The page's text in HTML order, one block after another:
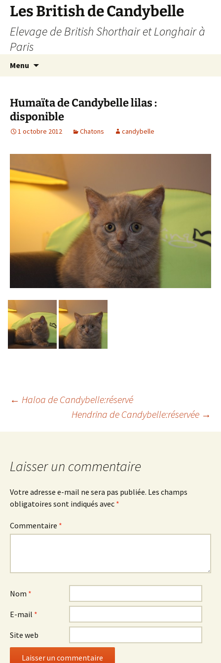
Les British de Candybelle
Elevage de British Shorthair et Longhair à
Paris
Menu
Humaïta de Candybelle lilas :
disponible
1 octobre 2012 Chatons candybelle
Navigation
des
articles
← Haloa de Candybelle:réservé
Hendrina de Candybelle:réservée →
Laisser un commentaire
Votre adresse e-mail ne sera pas publiée. Les champs
obligatoires sont indiqués avec *
Commentaire *
Nom *
E-mail *
Site web